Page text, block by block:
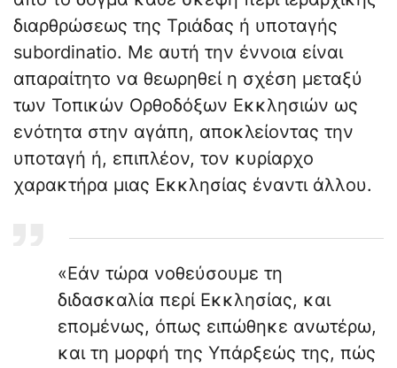
διαρθρώσεως της Τριάδας ή υποταγής
subordinatio. Με αυτή την έννοια είναι
απαραίτητο να θεωρηθεί η σχέση μεταξύ
των Τοπικών Ορθοδόξων Εκκλησιών ως
ενότητα στην αγάπη, αποκλείοντας την
υποταγή ή, επιπλέον, τον κυρίαρχο
χαρακτήρα μιας Εκκλησίας έναντι άλλου.
«Εάν τώρα νοθεύσουμε τη
διδασκαλία περί Εκκλησίας, και
επομένως, όπως ειπώθηκε ανωτέρω,
και τη μορφή της Υπάρξεώς της, πώς